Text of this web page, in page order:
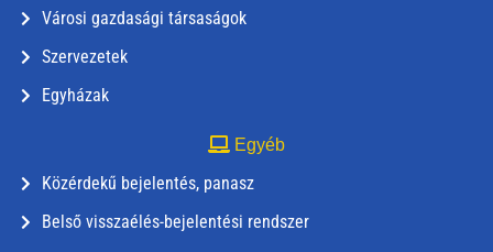
Városi gazdasági társaságok
Szervezetek
Egyházak
Egyéb
Közérdekű bejelentés, panasz
Belső visszaélés-bejelentési rendszer